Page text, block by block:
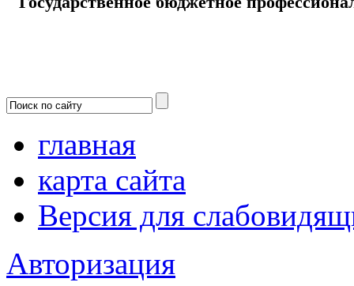
главная
карта сайта
Версия для
Авторизация